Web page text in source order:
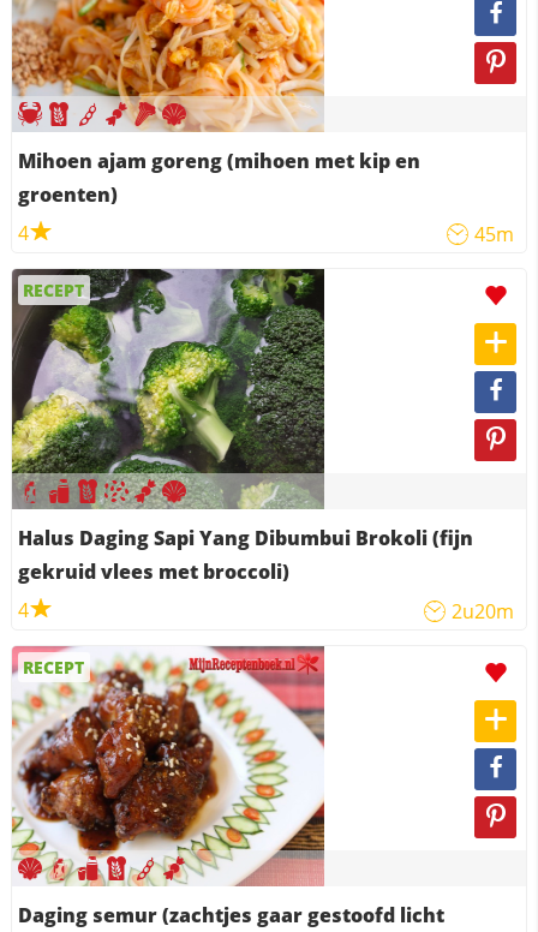
Mihoen ajam goreng (mihoen met kip en
groenten)
4
45m
RECEPT
Halus Daging Sapi Yang Dibumbui Brokoli (fijn
gekruid vlees met broccoli)
4
2u20m
RECEPT
Daging semur (zachtjes gaar gestoofd licht